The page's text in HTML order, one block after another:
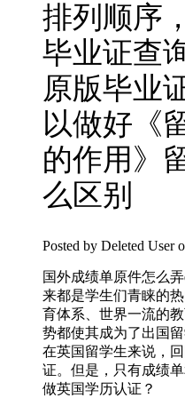
排列顺序
毕业证查
原版毕业
以做好《
的作用》
么区别
Posted by Deleted User
国外成绩单原件怎么弄
来都是学生们青睐的
育体系、世界一流的
势都使其成为了出国
在英国留学生来说，
证。但是，只有成绩
做英国学历认证？